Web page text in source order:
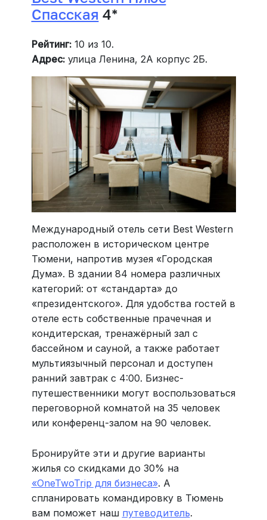
Спасская 4*
Рейтинг:10 из 10.
Адрес:улица Ленина, 2А корпус 2Б.
Международный отель сети Best Western
расположен в историческом центре
Тюмени, напротив музея «Городская
Дума». В здании 84 номера различных
категорий: от «стандарта» до
«президентского». Для удобства гостей в
отеле есть собственные прачечная и
кондитерская, тренажёрный зал с
бассейном и сауной, а также работает
мультиязычный персонал и доступен
ранний завтрак с 4:00. Бизнес-
путешественники могут воспользоваться
переговорной комнатой на 35 человек
или конференц-залом на 90 человек.
Бронируйте эти и другие варианты
жилья со скидками до 30% на
«OneTwoTrip для бизнеса». А
спланировать командировку в Тюмень
вам поможет наш путеводитель.